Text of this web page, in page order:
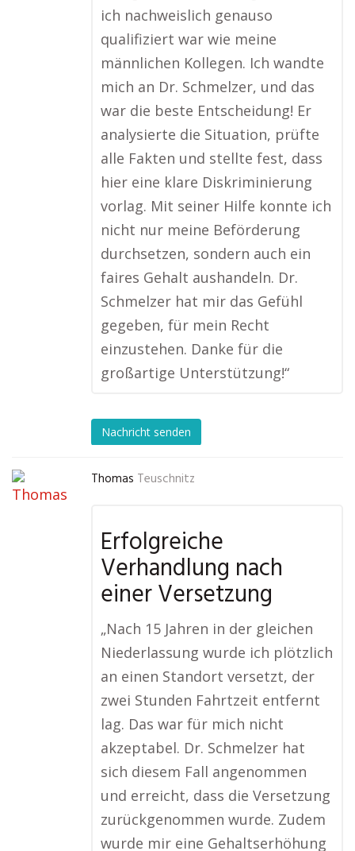
ich nachweislich genauso
qualifiziert war wie meine
männlichen Kollegen. Ich wandte
mich an Dr. Schmelzer, und das
war die beste Entscheidung! Er
analysierte die Situation, prüfte
alle Fakten und stellte fest, dass
hier eine klare Diskriminierung
vorlag. Mit seiner Hilfe konnte ich
nicht nur meine Beförderung
durchsetzen, sondern auch ein
faires Gehalt aushandeln. Dr.
Schmelzer hat mir das Gefühl
gegeben, für mein Recht
einzustehen. Danke für die
großartige Unterstützung!“
Nachricht senden
Thomas Teuschnitz
Erfolgreiche
Verhandlung nach
einer Versetzung
„Nach 15 Jahren in der gleichen
Niederlassung wurde ich plötzlich
an einen Standort versetzt, der
zwei Stunden Fahrtzeit entfernt
lag. Das war für mich nicht
akzeptabel. Dr. Schmelzer hat
sich diesem Fall angenommen
und erreicht, dass die Versetzung
zurückgenommen wurde. Zudem
wurde mir eine Gehaltserhöhung